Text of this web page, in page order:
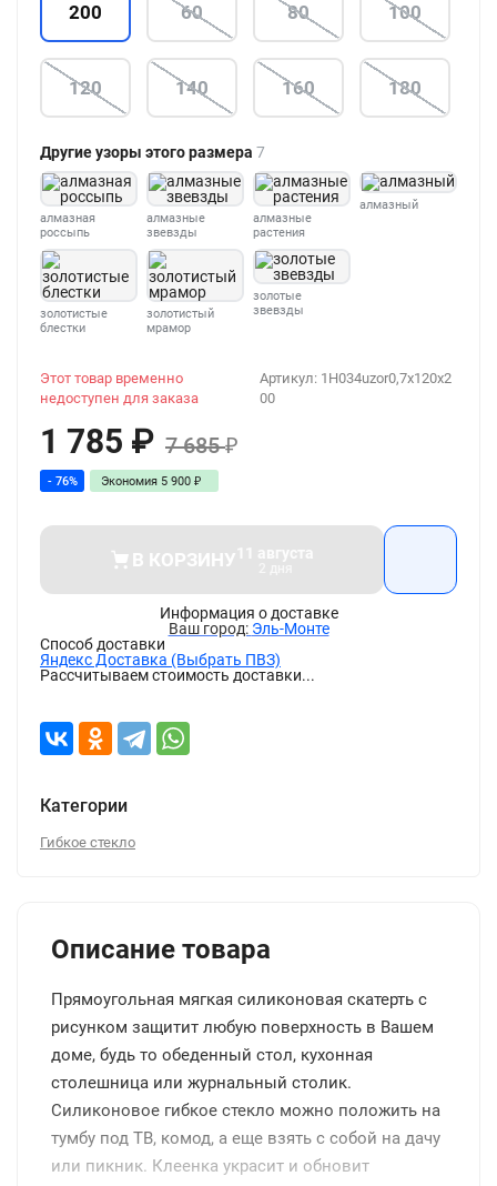
200 60 80 100
120 140 160 180
Другие узоры этого размера 7
алмазная
россыпь
алмазные
звевзды
алмазные
растения
алмазный
золотистые
блестки
золотистый
мрамор
золотые
звевзды
Артикул: 1H034uzor0,7x120x2
00
Этот товар временно
недоступен для заказа
1 785 ₽ 7 685₽
- 76% Экономия 5 900 ₽
В КОРЗИНУ11 августа
Информация о доставке
Эль-Монте
Способ доставки
Яндекс Доставка (Выбрать ПВЗ)
Рассчитываем стоимость доставки...
Категории
Гибкое стекло
Описание товара
Прямоугольная мягкая силиконовая скатерть с
рисунком защитит любую поверхность в Вашем
доме, будь то обеденный стол, кухонная
столешница или журнальный столик.
Силиконовое гибкое стекло можно положить на
тумбу под ТВ, комод, а еще взять с собой на дачу
или пикник. Клеенка украсит и обновит